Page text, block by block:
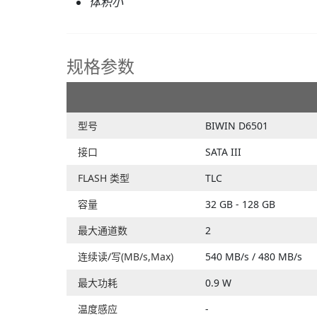
规格参数
型号
BIWIN D6501
接口
SATA III
FLASH 类型
TLC
容量
32 GB - 128 GB
最大通道数
2
连续读/写(MB/s,Max)
540 MB/s / 480 MB/s
最大功耗
0.9 W
温度感应
-